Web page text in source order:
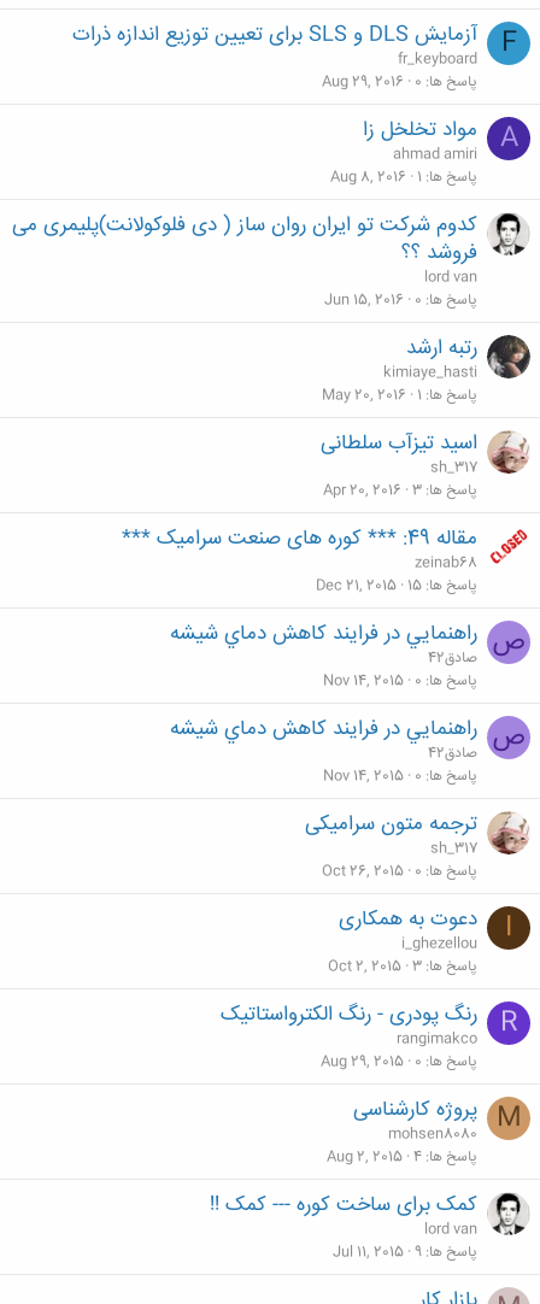
F آزمایش DLS و SLS برای تعیین توزیع اندازه ذرات
fr_keyboard
پاسخ ها 0
Aug 29, 2016
A مواد تخلخل زا
ahmad amiri
پاسخ ها 1
Aug 8, 2016
کدوم شرکت تو ایران روان ساز ( دی فلوکولانت)پلیمری می
فروشد ؟؟
lord van
پاسخ ها 0
Jun 15, 2016
رتبه ارشد
kimiaye_hasti
پاسخ ها 1
May 20, 2016
اسید تیزآب سلطانی
sh_317
پاسخ ها 3
Apr 20, 2016
مقاله 49: *** کوره های صنعت سرامیک ***
zeinab68
پاسخ ها 15
Dec 21, 2015
ص راهنمايي در فرايند كاهش دماي شيشه
صادق42
پاسخ ها 0
Nov 14, 2015
ص راهنمايي در فرايند كاهش دماي شيشه
صادق42
پاسخ ها 0
Nov 14, 2015
ترجمه متون سرامیکی
sh_317
پاسخ ها 0
Oct 26, 2015
I دعوت به همکاری
i_ghezellou
پاسخ ها 3
Oct 2, 2015
R رنگ پودری - رنگ الکترواستاتیک
rangimakco
پاسخ ها 0
Aug 29, 2015
M پروژه کارشناسی
mohsen8080
پاسخ ها 4
Aug 2, 2015
کمک برای ساخت کوره --- کمک !!
lord van
پاسخ ها 9
Jul 11, 2015